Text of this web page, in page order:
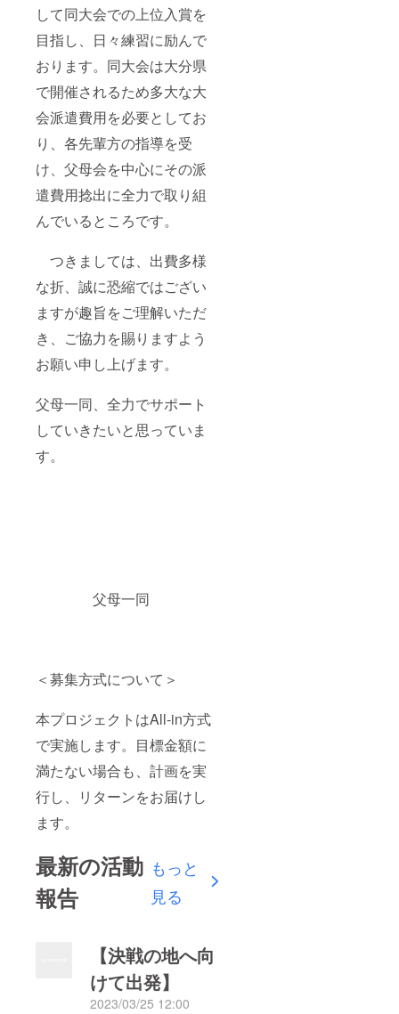
して同大会での上位入賞を
目指し、日々練習に励んで
おります。同大会は大分県
で開催されるため多大な大
会派遣費用を必要としてお
り、各先輩方の指導を受
け、父母会を中心にその派
遣費用捻出に全力で取り組
んでいるところです。
つきましては、出費多様
な折、誠に恐縮ではござい
ますが趣旨をご理解いただ
き、ご協力を賜りますよう
お願い申し上げます。
父母一同、全力でサポート
していきたいと思っていま
す。
父母一同
＜募集方式について＞
本プロジェクトはAll-in方式
で実施します。目標金額に
満たない場合も、計画を実
行し、リターンをお届けし
ます。
最新の活動
報告
もっと
見る
【決戦の地へ向
けて出発】
2023/03/25 12:00